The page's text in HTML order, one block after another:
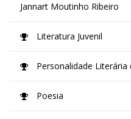
Jannart Moutinho Ribeiro
Literatura Juvenil
Personalidade Literária
Poesia